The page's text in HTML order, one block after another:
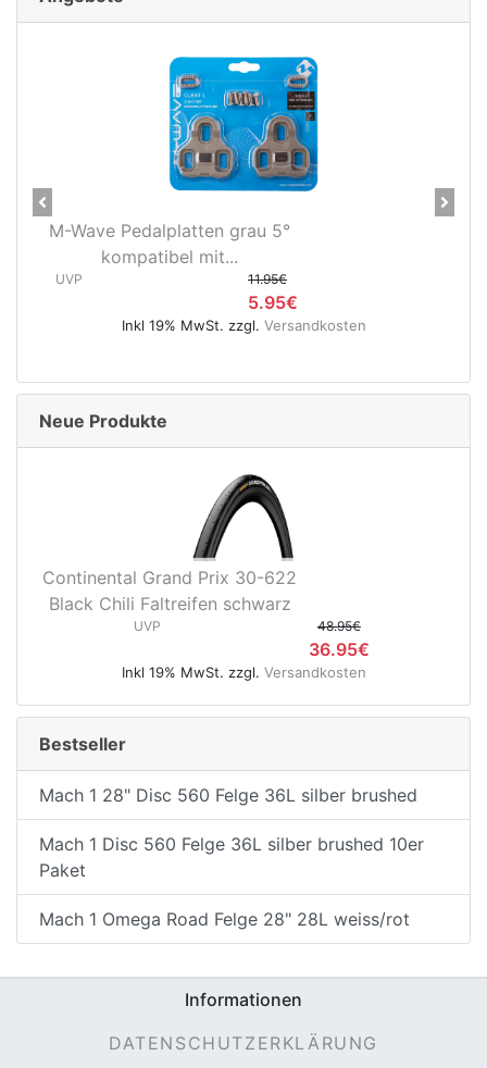
Pedalplatten grau 5°
mit...
Inkl 19% MwSt. zzgl.Versandkosten
Previous Next
Neue Produkte
Continental Grand Prix 30-622
Black Chili Faltreifen schwarz
UVP 48.95€
36.95€
Inkl 19% MwSt. zzgl. Versandkosten
Bestseller
Mach 1 28" Disc 560 Felge 36L silber brushed
Mach 1 Disc 560 Felge 36L silber brushed 10er
Paket
Mach 1 Omega Road Felge 28" 28L weiss/rot
Informationen
DATENSCHUTZERKLÄRUNG